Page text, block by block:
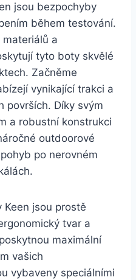
jsou bezpochyby
během testování.
a​
tyto⁤ boty ​skvělé⁣
Začněme⁤
⁤vynikající ​trakci a
površích. Díky ⁣svým
a ⁣robustní ⁣konstrukci
outdoorové
po nerovném‍
⁢jsou prostě
tvar a
maximální
​vašich
vybaveny​ speciálními